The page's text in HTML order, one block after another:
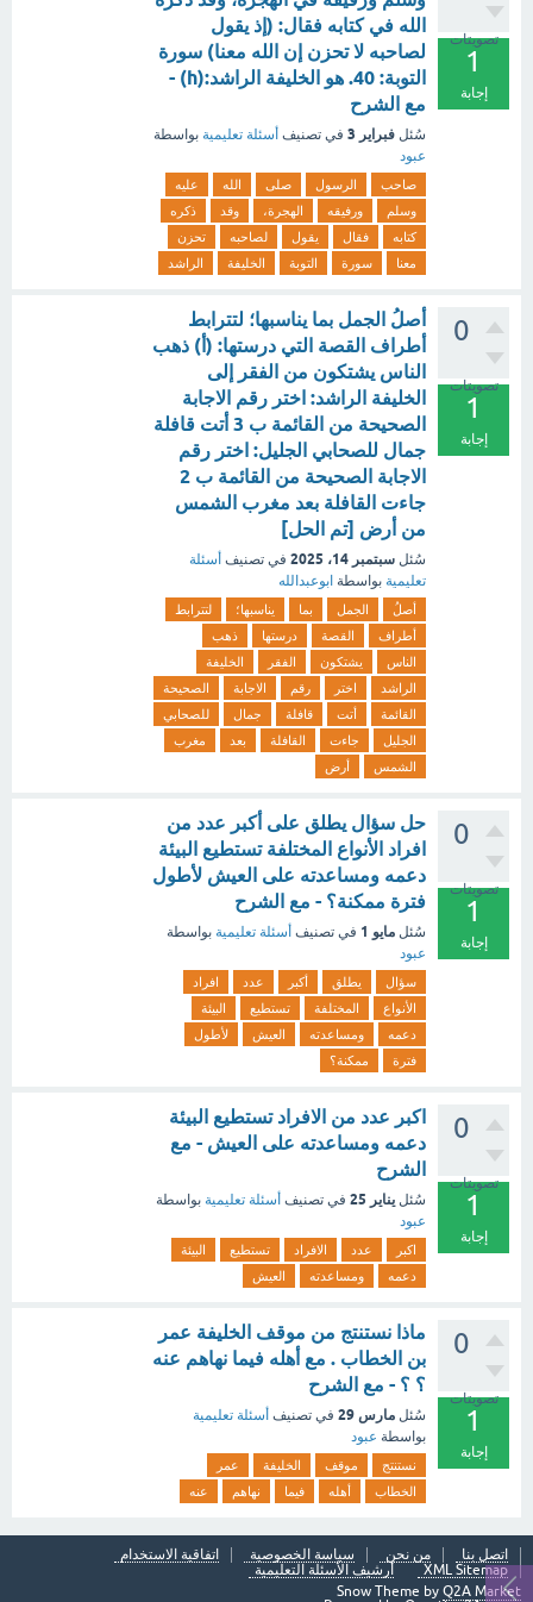
تصويتات
1
إجابة
الله في كتابه فقال: (إذ يقول
لصاحبه لا تحزن إن الله معنا) سورة
التوبة: 40. هو الخليفة الراشد:(h) -
مع الشرح
سُئل فبراير 3 في تصنيف أسئلة تعليمية بواسطة
عبود
صاحب الرسول صلى الله
عليه
وسلم
ورفيقه الهجرة، وقد
ذكره
كتابه
فقال يقول لصاحبه
تحزن
معنا
سورة التوبة الخليفة الراشد
0
تصويتات
1
إجابة
أصلُ الجمل بما يناسبها؛ لتترابط
أطراف القصة التي درستها: (أ) ذهب
الناس يشتكون من الفقر إلى
الخليفة الراشد: اختر رقم الاجابة
الصحيحة من القائمة ب 3 أتت قافلة
جمال للصحابي الجليل: اختر رقم
الاجابة الصحيحة من القائمة ب 2
جاءت القافلة بعد مغرب الشمس
من أرض [تم الحل]
سُئل سبتمبر 14، 2025 في تصنيف أسئلة
تعليمية بواسطة ابوعبدالله
أصلُ الجمل بما يناسبها؛
لتترابط
أطراف
القصة درستها
ذهب
الناس
يشتكون الفقر
الخليفة
الراشد
اختر رقم الاجابة
الصحيحة
القائمة
أتت قافلة جمال
للصحابي
الجليل
جاءت القافلة بعد
مغرب
الشمس
أرض
0
تصويتات
1
إجابة
حل سؤال يطلق على أكبر عدد من
افراد الأنواع المختلفة تستطيع البيئة
دعمه ومساعدته على العيش لأطول
فترة ممكنة؟ - مع الشرح
سُئل مايو 1 في تصنيف أسئلة تعليمية بواسطة
عبود
سؤال يطلق أكبر عدد
افراد
الأنواع
المختلفة تستطيع
البيئة
دعمه
ومساعدته العيش
لأطول
فترة
ممكنة؟
0
تصويتات
1
إجابة
اكبر عدد من الافراد تستطيع البيئة
دعمه ومساعدته على العيش - مع
الشرح
سُئل يناير 25 في تصنيف أسئلة تعليمية بواسطة
عبود
اكبر عدد الافراد تستطيع
البيئة
دعمه
ومساعدته العيش
0
تصويتات
1
إجابة
ماذا نستنتج من موقف الخليفة عمر
بن الخطاب . مع أهله فيما نهاهم عنه
؟ ؟ - مع الشرح
سُئل مارس 29 في تصنيف أسئلة تعليمية
بواسطة عبود
نستنتج موقف الخليفة
عمر
الخطاب
أهله فيما نهاهم عنه
اتصل بنا من نحن سياسة الخصوصية
اتفاقية الاستخدام
XML Sitemap
أرشيف الأسئلة التعليمية
Snow Theme by Q2A Market